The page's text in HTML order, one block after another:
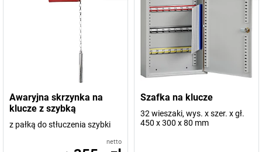
Awaryjna skrzynka na
klucze z szybką
z pałką do stłuczenia szybki
netto
Szafka na klucze
32 wieszaki, wys. x szer. x gł.
450 x 300 x 80 mm